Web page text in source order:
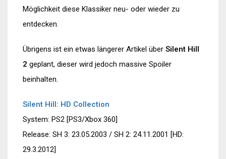
Möglichkeit diese Klassiker neu- oder wieder zu
entdecken.
Übrigens ist ein etwas längerer Artikel über Silent Hill
2 geplant, dieser wird jedoch massive Spoiler
beinhalten.
Silent Hill: HD Collection
System: PS2 [PS3/Xbox 360]
Release: SH 3: 23.05.2003 / SH 2: 24.11.2001 [HD:
29.3.2012]